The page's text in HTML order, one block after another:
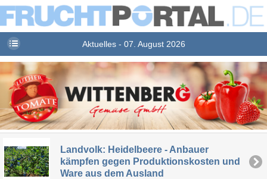
Aktuelles - 07. August 2026
Landvolk: Heidelbeere - Anbauer
kämpfen gegen Produktionskosten und
Ware aus dem Ausland